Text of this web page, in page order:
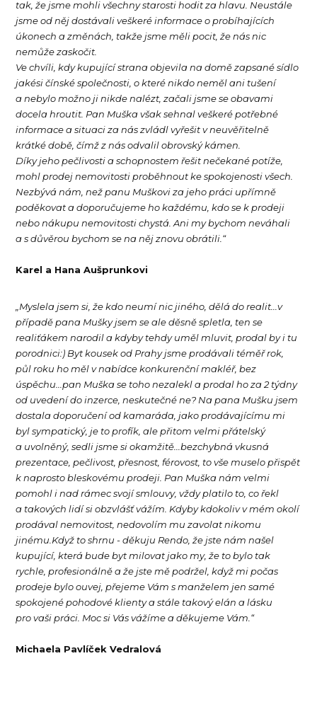
tak, že jsme mohli všechny starosti hodit za hlavu. Neustále
jsme od něj dostávali veškeré informace o probíhajících
úkonech a změnách, takže jsme měli pocit, že nás nic
nemůže zaskočit.
Ve chvíli, kdy kupující strana objevila na domě zapsané sídlo
jakési čínské společnosti, o které nikdo neměl ani tušení
a nebylo možno ji nikde nalézt, začali jsme se obavami
docela hroutit. Pan Muška však sehnal veškeré potřebné
informace a situaci za nás zvládl vyřešit v neuvěřitelně
krátké době, čímž z nás odvalil obrovský kámen.
Díky jeho pečlivosti a schopnostem řešit nečekané potíže,
mohl prodej nemovitosti proběhnout ke spokojenosti všech.
Nezbývá nám, než panu Muškovi za jeho práci upřímně
poděkovat a doporučujeme ho každému, kdo se k prodeji
nebo nákupu nemovitosti chystá. Ani my bychom neváhali
a s důvěrou bychom se na něj znovu obrátili.“
Karel a Hana Aušprunkovi
„Myslela jsem si, že kdo neumí nic jiného, dělá do realit...v
případě pana Mušky jsem se ale děsně spletla, ten se
realiťákem narodil a kdyby tehdy uměl mluvit, prodal by i tu
porodnici:) Byt kousek od Prahy jsme prodávali téměř rok,
půl roku ho měl v nabídce konkurenční makléř, bez
úspěchu...pan Muška se toho nezalekl a prodal ho za 2 týdny
od uvedení do inzerce, neskutečné ne? Na pana Mušku jsem
dostala doporučení od kamaráda, jako prodávajícímu mi
byl sympatický, je to profík, ale přitom velmi přátelský
a uvolněný, sedli jsme si okamžitě...bezchybná vkusná
prezentace, pečlivost, přesnost, férovost, to vše muselo přispět
k naprosto bleskovému prodeji. Pan Muška nám velmi
pomohl i nad rámec svojí smlouvy, vždy platilo to, co řekl
a takových lidí si obzvlášť vážím. Kdyby kdokoliv v mém okolí
prodával nemovitost, nedovolím mu zavolat nikomu
jinému.Když to shrnu - děkuju Rendo, že jste nám našel
kupující, která bude byt milovat jako my, že to bylo tak
rychle, profesionálně a že jste mě podržel, když mi počas
prodeje bylo ouvej, přejeme Vám s manželem jen samé
spokojené pohodové klienty a stále takový elán a lásku
pro vaši práci. Moc si Vás vážíme a děkujeme Vám.“
Michaela Pavlíček Vedralová